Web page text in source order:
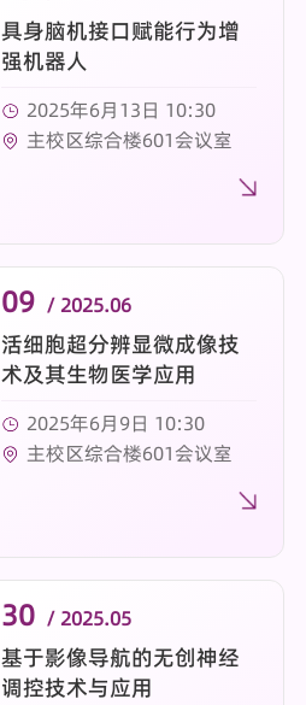
具身脑机接口赋能行为增
强机器人
2025年6月13日 10:30
主校区综合楼601会议室
09 / 2025.06
活细胞超分辨显微成像技
术及其生物医学应用
2025年6月9日 10:30
主校区综合楼601会议室
30 / 2025.05
基于影像导航的无创神经
调控技术与应用